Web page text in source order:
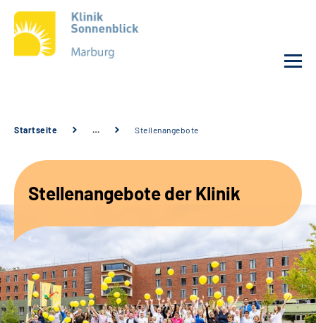
Service
Karriere
Sozialdienste & Zuweisende
Suche
Startseite … Stellenangebote
Stellenangebote der Klinik